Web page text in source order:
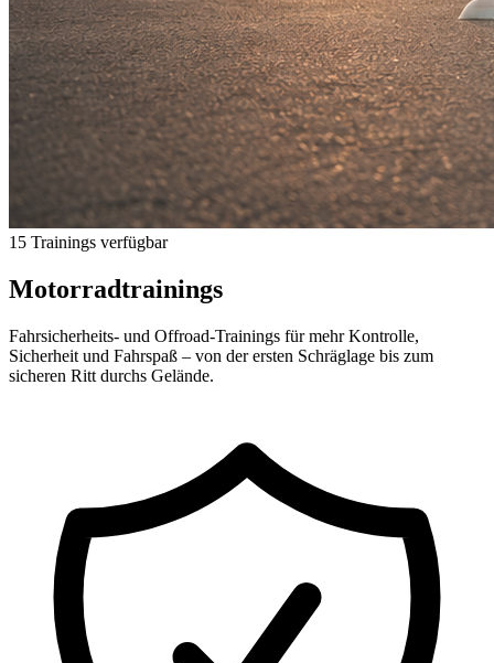
15 Trainings verfügbar
Motorradtrainings
Fahrsicherheits- und Offroad-Trainings für mehr Kontrolle,
Sicherheit und Fahrspaß – von der ersten Schräglage bis zum
sicheren Ritt durchs Gelände.